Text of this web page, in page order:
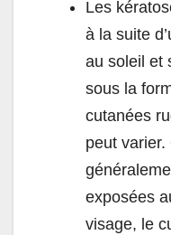
Les
à la suite
au soleil et
sous la
cutanées
peut
exposées
visage, le